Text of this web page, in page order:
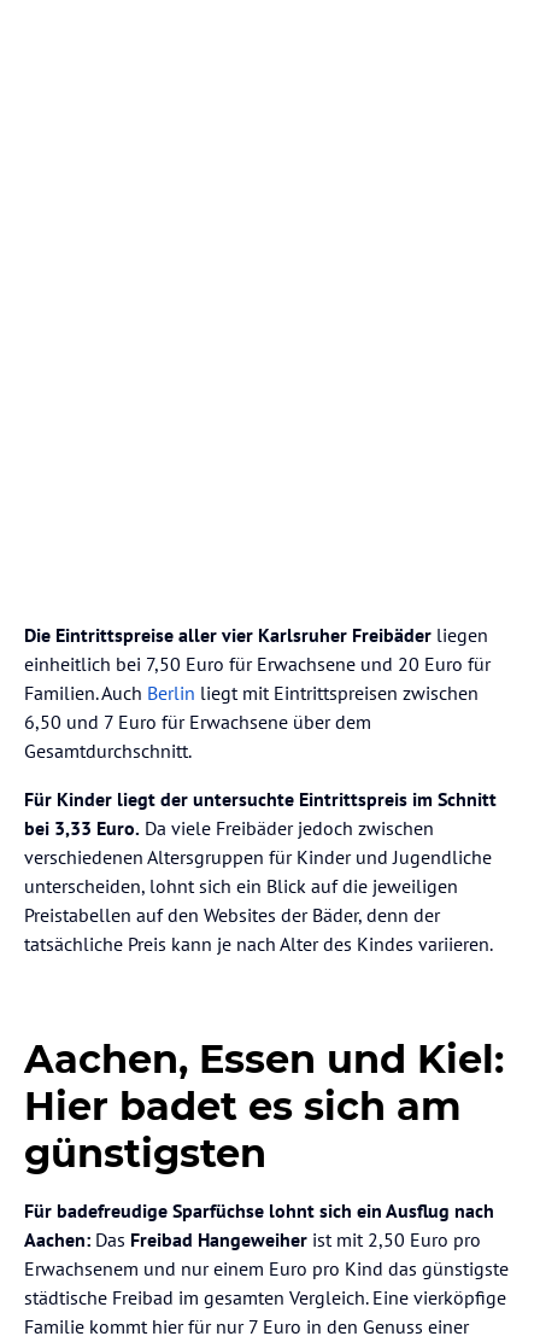
Die Eintrittspreise aller vier Karlsruher Freibäder liegen
einheitlich bei 7,50 Euro für Erwachsene und 20 Euro für
Familien. Auch Berlin liegt mit Eintrittspreisen zwischen
6,50 und 7 Euro für Erwachsene über dem
Gesamtdurchschnitt.
Für Kinder liegt der untersuchte Eintrittspreis im Schnitt
bei 3,33 Euro. Da viele Freibäder jedoch zwischen
verschiedenen Altersgruppen für Kinder und Jugendliche
unterscheiden, lohnt sich ein Blick auf die jeweiligen
Preistabellen auf den Websites der Bäder, denn der
tatsächliche Preis kann je nach Alter des Kindes variieren.
Aachen, Essen und Kiel:
Hier badet es sich am
günstigsten
Für badefreudige Sparfüchse lohnt sich ein Ausflug nach
Aachen: Das Freibad Hangeweiher ist mit 2,50 Euro pro
Erwachsenem und nur einem Euro pro Kind das günstigste
städtische Freibad im gesamten Vergleich. Eine vierköpfige
Familie kommt hier für nur 7 Euro in den Genuss einer